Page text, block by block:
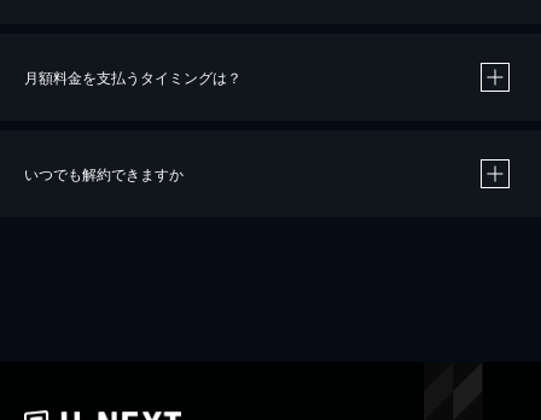
※40％ポイント還元の対象は、クレジットカード決済による作品の購入 / レンタルです。
iOSアプリのUコイン決済による作品の購入 / レンタルは、20％のポイント還元です。
月額料金を支払うタイミングは？
いつでも解約できますか